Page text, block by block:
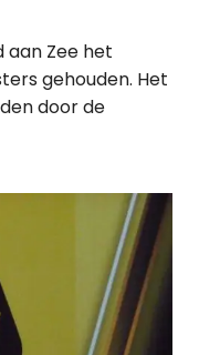
aan Zee het
gehouden. Het
door de